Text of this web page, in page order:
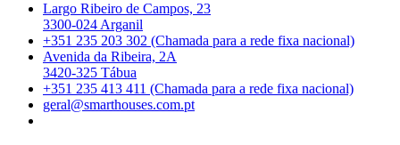
Largo Ribeiro de Campos, 23
3300-024 Arganil
+351 235 203 302 (Chamada para a rede fixa nacional)
Avenida da Ribeira, 2A
3420-325 Tábua
+351 235 413 411 (Chamada para a rede fixa nacional)
geral@smarthouses.com.pt